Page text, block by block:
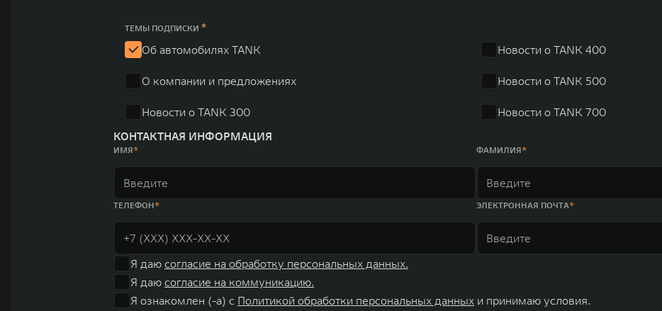
ТЕМЫ ПОДПИСКИ *
Об автомобилях TANK
О компании и предложениях
Новости о TANK 300
Новости о TANK 400
Новости о TANK 500
Новости о TANK 700
КОНТАКТНАЯ ИНФОРМАЦИЯ
ИМЯ ФАМИЛИЯ
ТЕЛЕФОН ЭЛЕКТРОННАЯ ПОЧТА
Я даю согласие на обработку персональных данных.
Я даю согласие на коммуникацию.
Я ознакомлен (-а) с Политикой обработки персональных данных и принимаю условия.